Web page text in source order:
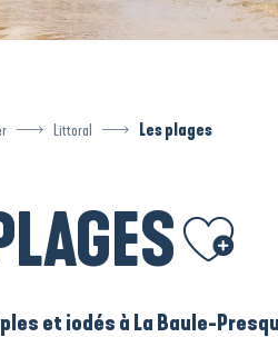
Littoral Les plages
Ajouter aux
et iodés à La Baule-